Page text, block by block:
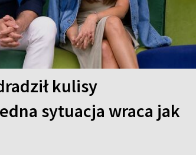
kulisy
sytuacja wraca jak